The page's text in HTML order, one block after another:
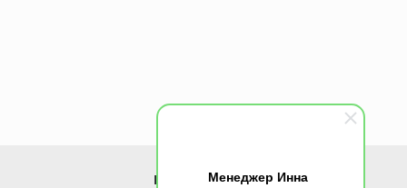
Менеджер Инна
ИНФОРМАЦИЯ